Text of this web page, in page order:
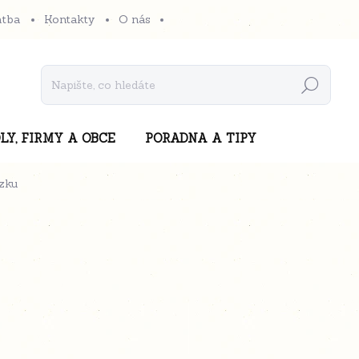
Kontakty O nás
Hledat
FIRMY A OBCE PORADNA A TIPY